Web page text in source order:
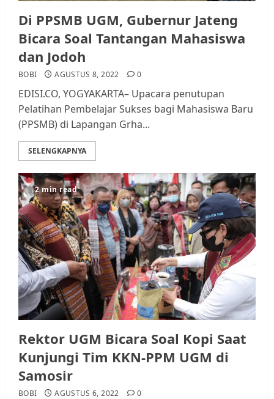
Di PPSMB UGM, Gubernur Jateng
Bicara Soal Tantangan Mahasiswa
dan Jodoh
BOBI AGUSTUS 8, 2022 0
EDISI.CO, YOGYAKARTA– Upacara penutupan
Pelatihan Pembelajar Sukses bagi Mahasiswa Baru
(PPSMB) di Lapangan Grha...
SELENGKAPNYA
2 min read
Rektor UGM Bicara Soal Kopi Saat
Kunjungi Tim KKN-PPM UGM di
Samosir
BOBI AGUSTUS 6, 2022 0